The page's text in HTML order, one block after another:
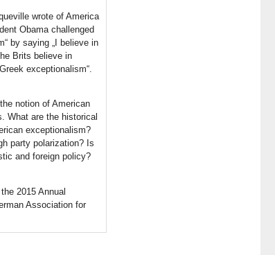
wrote of America
Obama challenged
by saying „I believe in
Brits believe in
exceptionalism“.
notion of American
What are the historical
exceptionalism?
party polarization? Is
and foreign policy?
2015 Annual
Association for